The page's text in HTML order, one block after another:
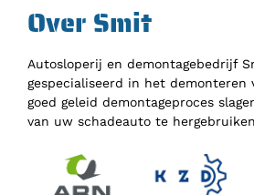
Over Smit
Autosloperij en demontagebedrijf
gespecialiseerd in het demonteren
goed geleid demontageproces
van uw schadeauto te